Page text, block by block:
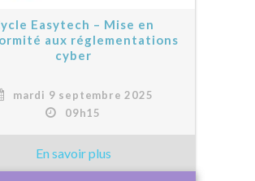
Easytech – Mise en
aux réglementations
cyber
mardi 9 septembre 2025
09h15